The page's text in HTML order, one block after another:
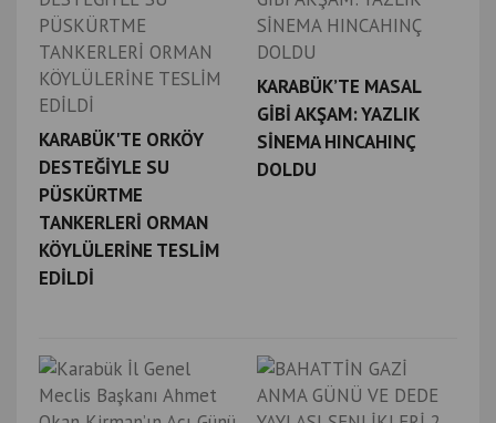
KARABÜK'TE ORKÖY
DESTEĞİYLE SU
PÜSKÜRTME
TANKERLERİ ORMAN
KÖYLÜLERİNE TESLİM
EDİLDİ
KARABÜK’TE MASAL
GİBİ AKŞAM: YAZLIK
SİNEMA HINCAHINÇ
DOLDU